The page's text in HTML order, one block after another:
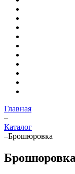
Главная
–
Каталог
–Брошюровка
Брошюровка